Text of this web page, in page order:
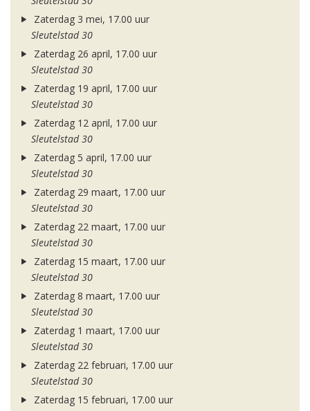
Zaterdag 3 mei, 17.00 uur
Sleutelstad 30
Zaterdag 26 april, 17.00 uur
Sleutelstad 30
Zaterdag 19 april, 17.00 uur
Sleutelstad 30
Zaterdag 12 april, 17.00 uur
Sleutelstad 30
Zaterdag 5 april, 17.00 uur
Sleutelstad 30
Zaterdag 29 maart, 17.00 uur
Sleutelstad 30
Zaterdag 22 maart, 17.00 uur
Sleutelstad 30
Zaterdag 15 maart, 17.00 uur
Sleutelstad 30
Zaterdag 8 maart, 17.00 uur
Sleutelstad 30
Zaterdag 1 maart, 17.00 uur
Sleutelstad 30
Zaterdag 22 februari, 17.00 uur
Sleutelstad 30
Zaterdag 15 februari, 17.00 uur